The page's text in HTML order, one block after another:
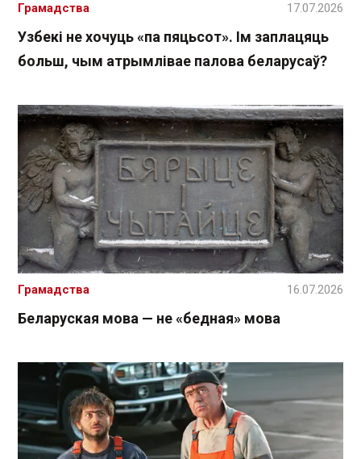
Узбекі не хочуць «па пяцьсот». Ім заплацяць
больш, чым атрымлівае палова беларусаў?
Грамадства 17.07.2026
Беларуская мова — не «бедная» мова
Грамадства 16.07.2026